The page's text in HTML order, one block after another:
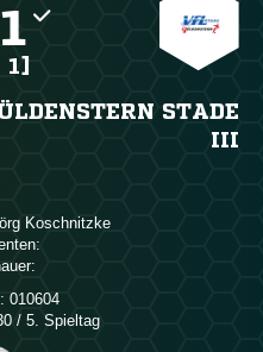

1]
STADE
III

010604
/ 5. Spieltag